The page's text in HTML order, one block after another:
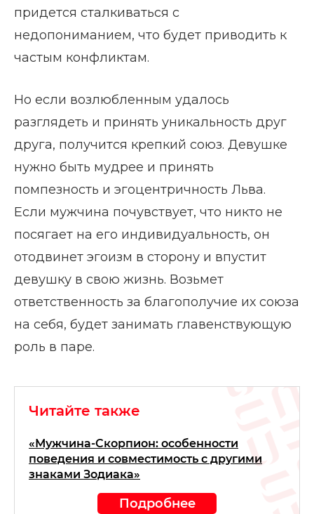
придется сталкиваться с
недопониманием, что будет приводить к
частым конфликтам.
Но если возлюбленным удалось
разглядеть и принять уникальность друг
друга, получится крепкий союз. Девушке
нужно быть мудрее и принять
помпезность и эгоцентричность Льва.
Если мужчина почувствует, что никто не
посягает на его индивидуальность, он
отодвинет эгоизм в сторону и впустит
девушку в свою жизнь. Возьмет
ответственность за благополучие их союза
на себя, будет занимать главенствующую
роль в паре.
Читайте также
«Мужчина-Скорпион: особенности
поведения и совместимость с другими
знаками Зодиака»
Подробнее